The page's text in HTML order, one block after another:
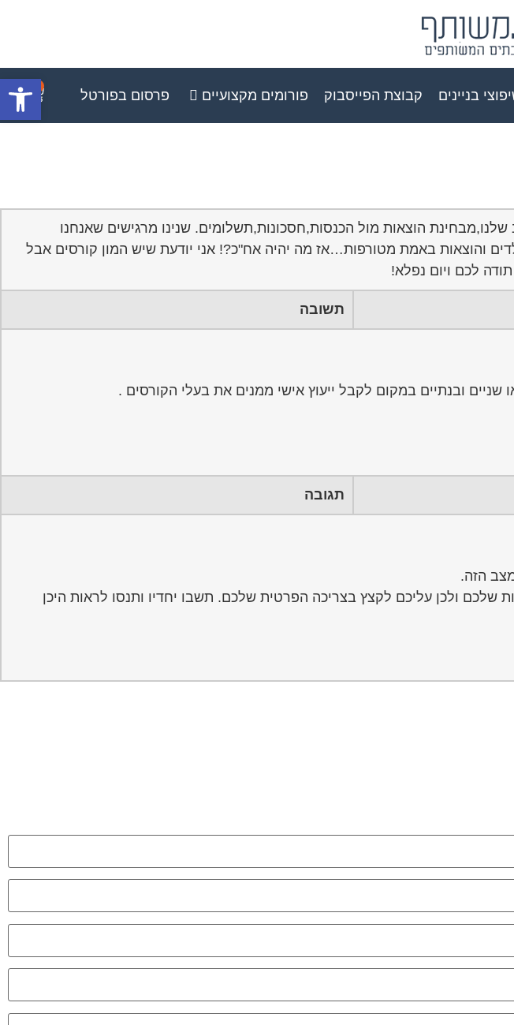
פתח בניינים קבוצת הפייסבוק פורומים מקצועיים פרסום בפורטל
הוצאות מול הכנסות,חסכונות,תשלומים. שנינו מרגישים שאנחנו
והוצאות באמת מטורפות…אז מה יהיה אח"כ?! אני יודעת שיש המון קורסים אבל
לכם ויום נפלא!
תשובה
ובנתיים במקום לקבל ייעוץ אישי ממנים את בעלי הקורסים .
תגובה
הזה.
ולכן עליכם לקצץ בצריכה הפרטית שלכם. תשבו יחדיו ותנסו לראות היכן